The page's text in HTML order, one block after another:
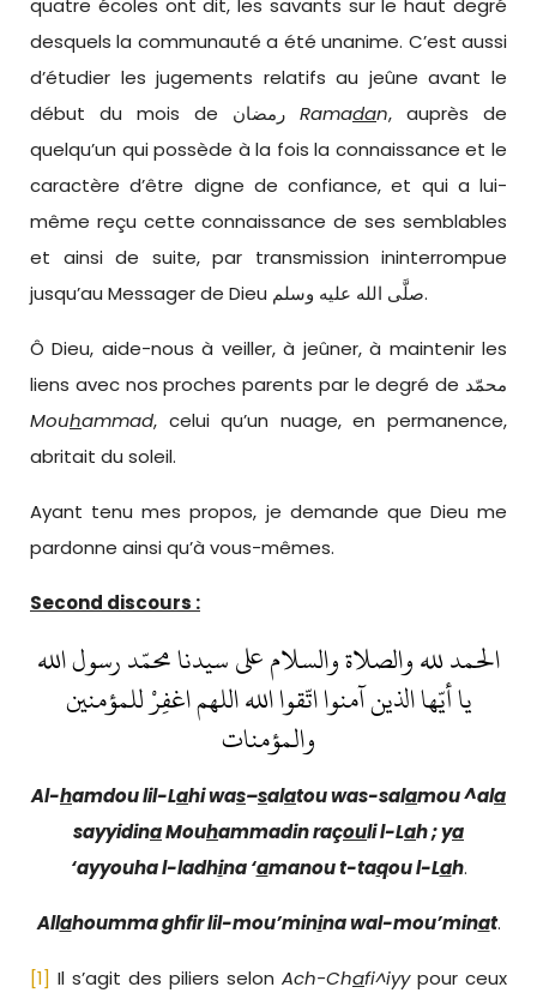
quatre écoles ont dit, les savants sur le haut degré
desquels la communauté a été unanime. C’est aussi
d’étudier les jugements relatifs au jeûne avant le
début du mois de رمضان Ramadan, auprès de
quelqu’un qui possède à la fois la connaissance et le
caractère d’être digne de confiance, et qui a lui-
même reçu cette connaissance de ses semblables
et ainsi de suite, par transmission ininterrompue
jusqu’au Messager de Dieu صلَّى الله عليه وسلم.
Ô Dieu, aide-nous à veiller, à jeûner, à maintenir les
liens avec nos proches parents par le degré de محمّد
Mouhammad, celui qu’un nuage, en permanence,
abritait du soleil.
Ayant tenu mes propos, je demande que Dieu me
pardonne ainsi qu’à vous-mêmes.
Second discours :
الحمد لله والصلاة والسلام على سيدنا محمّد رسول الله
يا أيّها الذين آمنوا اتّقوا الله اللهم اغفِرْ للمؤمنين
والمؤمنات
Al-hamdou lil-Lahi was–salatou was-salamou ^ala
sayyidinaMouhammadin raçouli l-Lah ; ya
‘ayyouha l-ladhina ‘amanou t-taqou l-Lah.
Allahoumma ghfir lil-mou’minina wal-mou’minat.
[1] Il s’agit des piliers selon Ach-Chafi^iyypour ceux